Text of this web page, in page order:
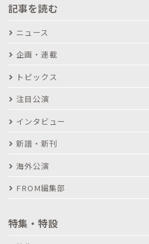
記事を読む
ニュース
企画・連載
トピックス
注目公演
インタビュー
新譜・新刊
海外公演
FROM編集部
特集・特設